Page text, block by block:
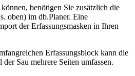
benötigen Sie zusätzlich die
oben) im db.Planer. Eine
der Erfassungsmasken in Ihren
Erfassungsblock kann die
Sau mehrere Seiten umfassen.